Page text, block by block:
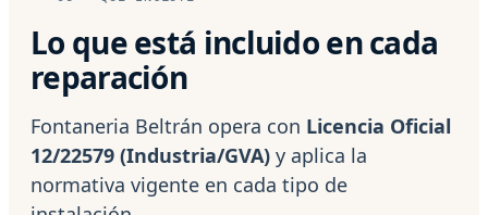
Lo que está incluido en cada
reparación
Fontaneria Beltrán opera con Licencia Oficial
12/22579 (Industria/GVA) y aplica la
normativa vigente en cada tipo de